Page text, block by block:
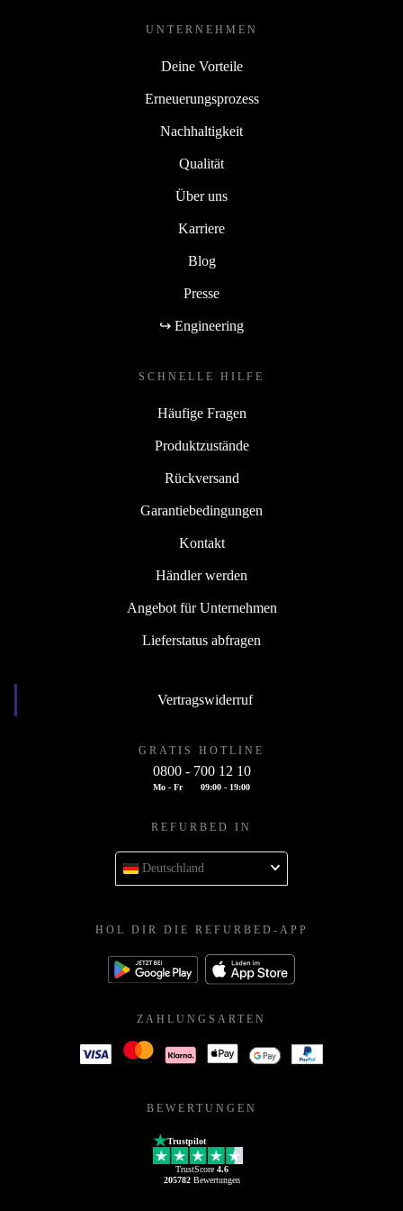
UNTERNEHMEN
Deine Vorteile
Erneuerungsprozess
Nachhaltigkeit
Qualität
Über uns
Karriere
Blog
Presse
↪ Engineering
SCHNELLE HILFE
Häufige Fragen
Produktzustände
Rückversand
Garantiebedingungen
Kontakt
Händler werden
Angebot für Unternehmen
Lieferstatus abfragen
Vertragswiderruf
GRATIS HOTLINE
0800 - 700 12 10
Mo - Fr 09:00 - 19:00
REFURBED IN
Deutschland
HOL DIR DIE REFURBED-APP
ZAHLUNGSARTEN
BEWERTUNGEN
Trustpilot
TrustScore 4.6
205782Bewertungen